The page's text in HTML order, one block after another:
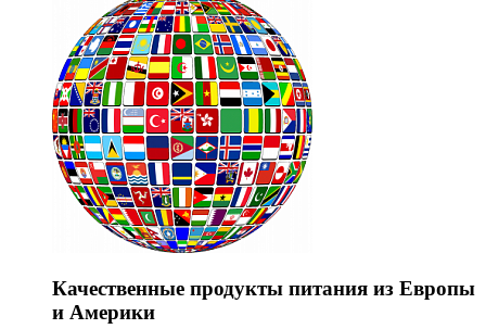
Качественные продукты питания из Европы
и Америки